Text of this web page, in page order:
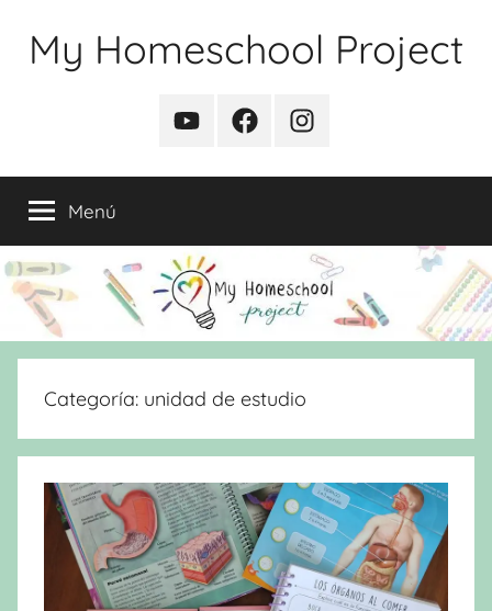
contenido
My Homeschool Project
YouTubeFacebookInstagram
Menú
Categoría: unidad de estudio